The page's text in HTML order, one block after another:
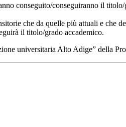
conseguito/conseguiranno il
che da quelle più attuali e che
il titolo/grado accademico.
universitaria Alto Adige” della